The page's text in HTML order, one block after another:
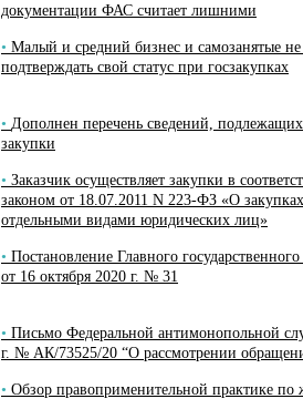
документации ФАС считает лишними
Малый и средний бизнес и самозанятые
подтверждать свой статус при госзакупках
Дополнен перечень сведений,
закупки
Заказчик осуществляет закупки в
законом от 18.07.2011 N 223-ФЗ «О
отдельными видами юридических лиц»
Постановление Главного
от 16 октября 2020 г. № 31
Письмо Федеральной антимонопольной
г. № АК/73525/20 “О рассмотрении
Обзор правоприменительной практике по